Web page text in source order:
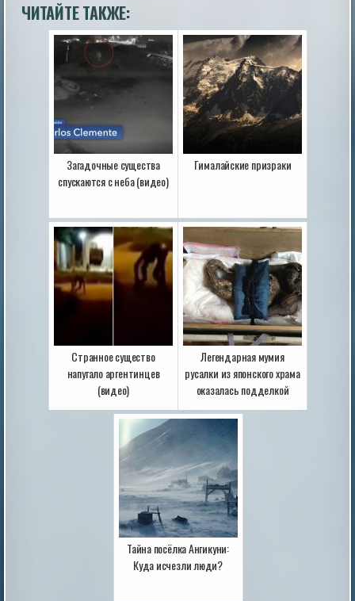
ЧИТАЙТЕ ТАКЖЕ:
Загадочные существа
спускаются с неба (видео)
Гималайские призраки
Странное существо
напугало аргентинцев
(видео)
Легендарная мумия
русалки из японского храма
оказалась подделкой
Тайна посёлка Ангикуни:
Куда исчезли люди?